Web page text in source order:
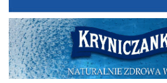
Kryniczanka